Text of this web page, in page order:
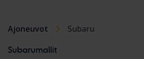
Ajoneuvot Subaru
Subarumallit